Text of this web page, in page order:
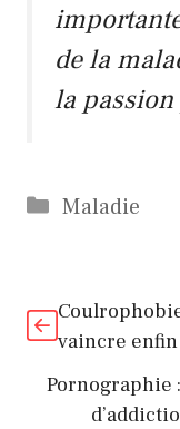
de la
la
Catégories
Maladie
vaincre
Pornographie